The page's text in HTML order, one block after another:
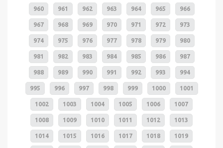
960 961 962 963 964 965 966
967 968 969 970 971 972 973
974 975 976 977 978 979 980
981 982 983 984 985 986 987
988 989 990 991 992 993 994
995 996 997 998 999 1000 1001
1002 1003 1004 1005 1006 1007
1008 1009 1010 1011 1012 1013
1014 1015 1016 1017 1018 1019